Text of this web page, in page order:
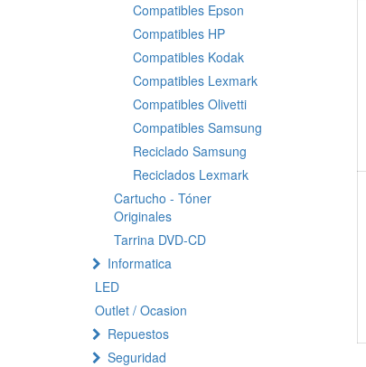
Compatibles Epson
Compatibles HP
Compatibles Kodak
Compatibles Lexmark
Compatibles Olivetti
Compatibles Samsung
Reciclado Samsung
Reciclados Lexmark
Cartucho - Tóner
Originales
Tarrina DVD-CD
Informatica
LED
Outlet / Ocasion
Repuestos
Seguridad